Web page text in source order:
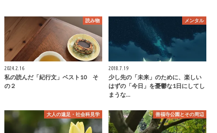
読み物
2024.2.16
私の読んだ「紀行文」ベスト10 そ
の２
メンタル
2018.7.19
少し先の「未来」のために、楽しい
はずの「今日」を憂鬱な1日にしてし
まうな…
大人の遠足・社会科見学 善福寺公園とその周辺